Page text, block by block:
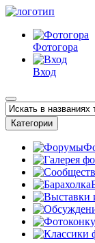
Фотогора
Вход
Категории